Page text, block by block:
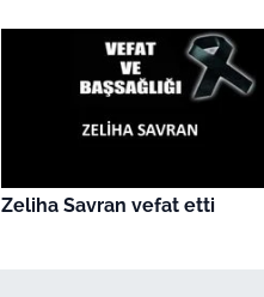
Zeliha Savran vefat etti